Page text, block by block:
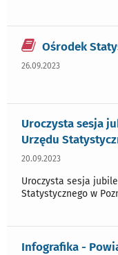
Ośrodek
26.09.2023
Uroczysta sesja
Urzędu
20.09.2023
Uroczysta sesja
Statystycznego w
Infografika -